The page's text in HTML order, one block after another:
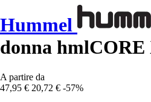
Hummel
donna
A partire da
47,95 € 20,72 € -57%